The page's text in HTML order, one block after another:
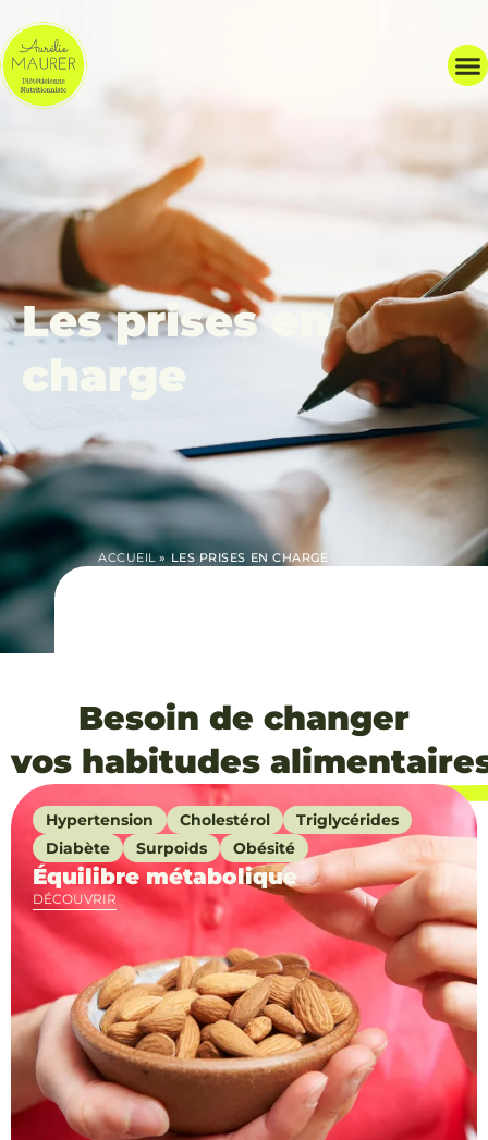
Les prises en
charge
ACCUEIL»LES PRISES EN CHARGE
Besoin de changer
vos habitudes
Hypertension Cholestérol
Triglycérides
Diabète
Surpoids Obésité
Équilibre métabolique
DÉCOUVRIR